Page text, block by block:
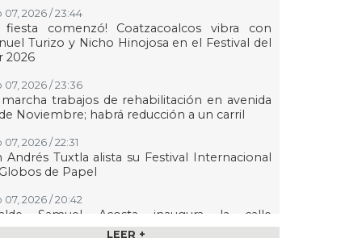
07, 2026 / 23:44
fiesta comenzó! Coatzacoalcos vibra con
Turizo y Nicho Hinojosa en el Festival del
2026
07, 2026 / 23:36
trabajos de rehabilitación en avenida
Noviembre; habrá reducción a un carril
2026 / 22:31
Andrés Tuxtla alista su Festival Internacional
de Papel
07, 2026 / 20:42
Samuel Acosta inaugura la calle
en El TejarLEER +